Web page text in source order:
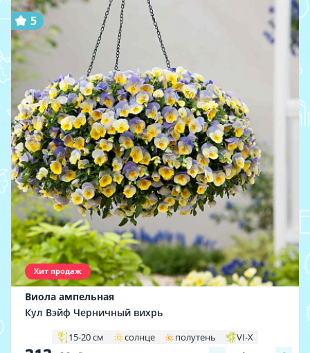
Хит продаж
5
Виола ампельная
Кул Вэйф Черничный вихрь
15-20 см солнце полутень VI-X